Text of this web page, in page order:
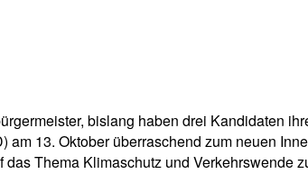
bislang haben drei Kandidaten
13. Oktober überraschend zum neuen
Thema Klimaschutz und Verkehrswende